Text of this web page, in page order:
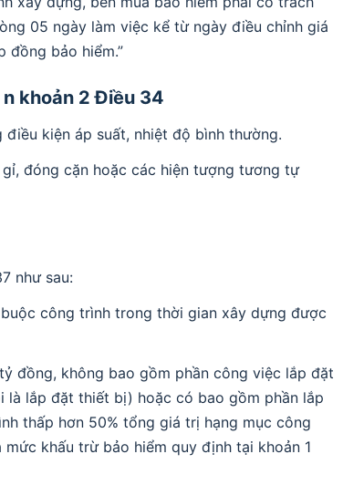
05 ngày làm việc kể từ ngày điều chỉnh giá
đồng bảo hiểm.”
khoản 2 Điều 34
kiện áp suất, nhiệt độ bình thường.
đóng cặn hoặc các hiện tượng tương tự
như sau:
công trình trong thời gian xây dựng được
đồng, không bao gồm phần công việc lắp đặt
lắp đặt thiết bị) hoặc có bao gồm phần lắp
thấp hơn 50% tổng giá trị hạng mục công
khấu trừ bảo hiểm quy định tại khoản 1